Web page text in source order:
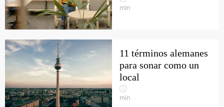
min
11 términos alemanes
para sonar como un
local
min